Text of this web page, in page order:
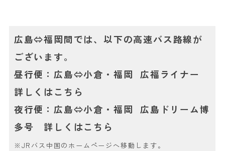
広島⇔福岡間では、以下の高速バス路線が
ございます。
昼行便：広島⇔小倉・福岡 広福ライナー
詳しくはこちら
夜行便：広島⇔小倉・福岡 広島ドリーム博
多号 詳しくはこちら
※JRバス中国のホームページへ移動します。